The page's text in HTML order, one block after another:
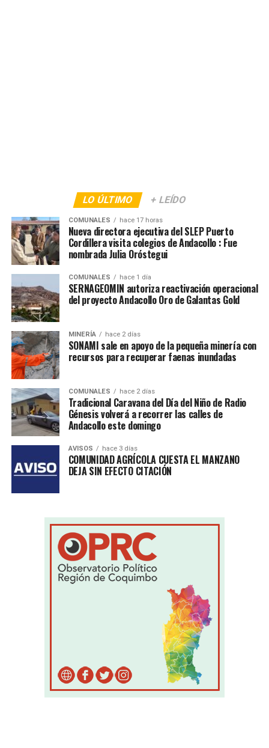
LO ÚLTIMO + LEÍDO
COMUNALES hace 17 horas
Nueva directora ejecutiva del SLEP Puerto
Cordillera visita colegios de Andacollo : Fue
nombrada Julia Oróstegui
COMUNALES hace 1 día
SERNAGEOMIN autoriza reactivación operacional
del proyecto Andacollo Oro de Galantas Gold
MINERÍA hace 2 días
SONAMI sale en apoyo de la pequeña minería con
recursos para recuperar faenas inundadas
COMUNALES hace 2 días
Tradicional Caravana del Día del Niño de Radio
Génesis volverá a recorrer las calles de
Andacollo este domingo
AVISOS hace 3 días
COMUNIDAD AGRÍCOLA CUESTA EL MANZANO
DEJA SIN EFECTO CITACIÓN